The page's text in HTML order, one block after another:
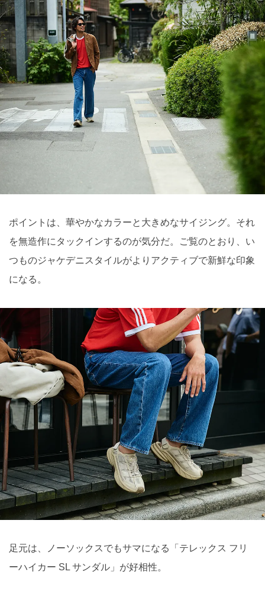
ポイントは、華やかなカラーと大きめなサイジング。それ
を無造作にタックインするのが気分だ。ご覧のとおり、い
つものジャケデニスタイルがよりアクティブで新鮮な印象
になる。
足元は、ノーソックスでもサマになる「テレックス フリ
ーハイカー SL サンダル」が好相性。